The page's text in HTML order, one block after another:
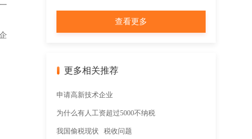
解读 关于《国家税务总局关于优化整合出口退
查看更多
更多相关推荐
申请高新技术企业
为什么有人工资超过5000不纳税
我国偷税现状 税收问题